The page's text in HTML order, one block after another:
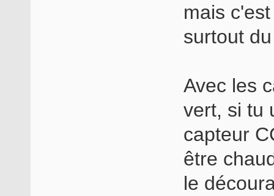
mais
surtout
Avec les
vert, si tu
capteur
être
le